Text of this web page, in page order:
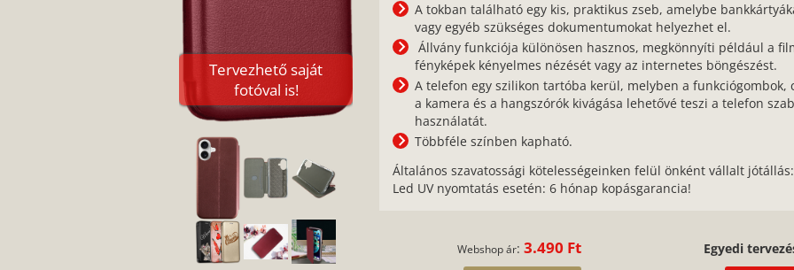
Tervezhető saját
fotóval is!
A tokban található egy kis, praktikus zseb, amelybe
vagy egyéb szükséges dokumentumokat helyezhet el.
Állvány funkciója különösen hasznos, megkönnyíti például a
fényképek kényelmes nézését vagy az internetes böngészést.
A telefon egy szilikon tartóba kerül, melyben a funkciógombok,
a kamera és a hangszórók kivágása lehetővé teszi a telefon
használatát.
Többféle színben kapható.
Általános szavatossági kötelességeinken felül önként vállalt jótállás:
Led UV nyomtatás esetén: 6 hónap kopásgarancia!
Webshop ár:3.490 Ft Egyedi